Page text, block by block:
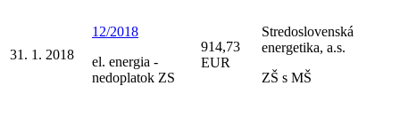
31. 1. 2018
12/2018
el. energia -
nedoplatok ZS
914,73
EUR
Stredoslovenská
energetika, a.s.
ZŠ s MŠ